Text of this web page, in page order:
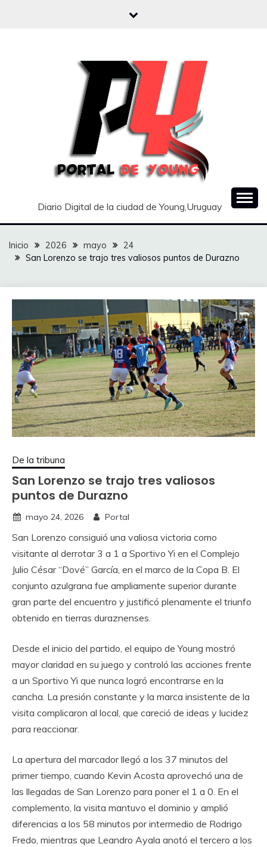
Diario Digital de la ciudad de Young,Uruguay
Inicio 2026 mayo
24
San Lorenzo se trajo tres valiosos puntos de Durazno
De la tribuna
San Lorenzo se trajo tres valiosos
puntos de Durazno
mayo 24, 2026 Portal
San Lorenzo consiguió una valiosa victoria como
visitante al derrotar 3 a 1 a Sportivo Yi en el Complejo
Julio César “Dové” García, en el marco de la Copa B. El
conjunto azulgrana fue ampliamente superior durante
gran parte del encuentro y justificó plenamente el triunfo
obtenido en tierras duraznenses.
Desde el inicio del partido, el equipo de Young mostró
mayor claridad en su juego y controló las acciones frente
a un Sportivo Yi que nunca logró encontrarse en la
cancha. La presión constante y la marca insistente de la
visita complicaron al local, que careció de ideas y lucidez
para reaccionar.
La apertura del marcador llegó a los 37 minutos del
primer tiempo, cuando Kevin Acosta aprovechó una de
las llegadas de San Lorenzo para poner el 1 a 0. En el
complemento, la visita mantuvo el dominio y amplió
diferencias a los 58 minutos por intermedio de Rodrigo
Fredo, mientras que Leandro Ayala anotó el tercero a los